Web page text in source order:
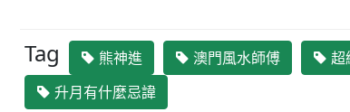
Tag 熊神進 澳門風水師傅 超
升月有什麼忌諱
童心探秘澳門的“中國第一”系列──
移動寶籍
2026-07-18 至 2026-08-15
小眼晴「聽」大